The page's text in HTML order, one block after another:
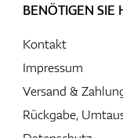
BENÖTIGEN SIE
Kontakt
Impressum
Versand &
Rückgabe,